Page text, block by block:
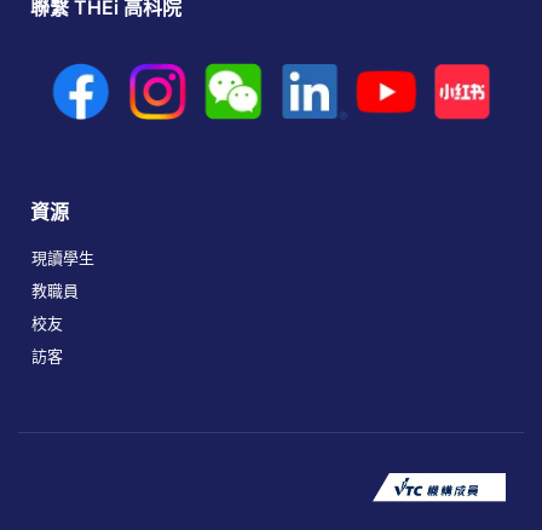
聯繫 THEi 高科院
資源
現讀學生
教職員
校友
訪客